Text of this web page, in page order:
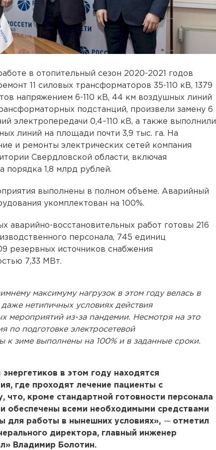
в отопительный сезон 2020-2021 годов
11 силовых трансформаторов 35-110 кВ, 1379
напряжением 6-110 кВ, 44 км воздушных линий
подстанций, произвели замену 6
электропередачи 0,4–110 кВ, а также выполнили
линий на площади почти 3,9 тыс. га. На
и ремонты электрических сетей компания
Свердловской области, включая
порядка 1,8 млрд рублей.
выполнены в полном объеме. Аварийный
укомплектован на 100%.
аварийно-восстановительных работ готовы 216
персонала, 745 единиц
резервных источников снабжения
7,33 МВт.
максимуму нагрузок в этом году велась в
нетипичных условиях действия
мероприятий из-за пандемии. Несмотря на это
по подготовке электросетевой
к зиме выполнены на 100% и в заданные сроки.
в этом году находятся
где проходят лечение пациенты с
что, кроме стандартной готовности персонала
обеспечены всеми необходимыми средствами
для работы в нынешних условиях», —отметил
директора, главный инженер
Владимир Болотин.